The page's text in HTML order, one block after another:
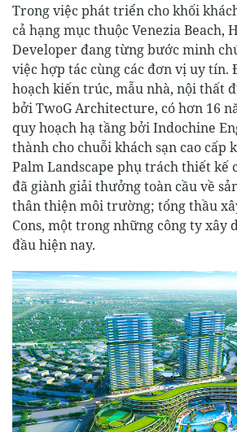
Trong việc phát triển cho khối
cả hạng mục thuộc Venezia Beach,
Developer đang từng bước minh
việc hợp tác cùng các đơn vị uy tín.
hoạch kiến trúc, mẫu nhà, nội thất
bởi TwoG Architecture, có hơn 16
quy hoạch hạ tầng bởi Indochine
thành cho chuỗi khách sạn cao cấp
Palm Landscape phụ trách thiết kế
đã giành giải thưởng toàn cầu về
thân thiện môi trường; tổng thầu
Cons, một trong những công ty xây
đầu hiện nay.